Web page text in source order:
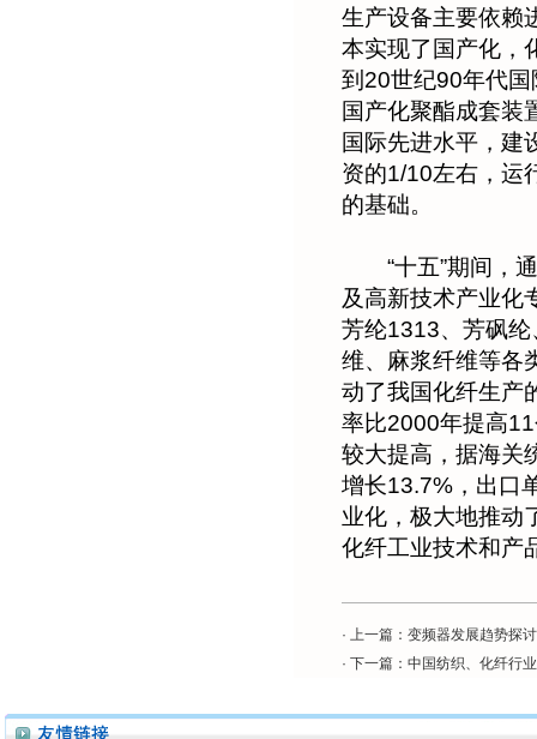
生产设备主要依赖
本实现了国产化，
到20世纪90年代
国产化聚酯成套装
国际先进水平，建
资的1/10左右，运
的基础。
“十五”期间，通
及高新技术产业化
芳纶1313、芳砜
维、麻浆纤维等各
动了我国化纤生产
率比2000年提高
较大提高，据海关
增长13.7%，出口
业化，极大地推动
化纤工业技术和产
· 上一篇： 变频器发展趋势探
· 下一篇： 中国纺织、化纤行